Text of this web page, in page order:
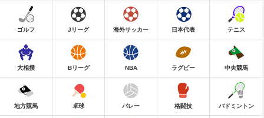
ゴルフ Jリーグ 海外サッカー 日本代表 テニス
大相撲 Bリーグ NBA ラグビー 中央競馬
地方競馬 卓球 バレー 格闘技 バドミントン